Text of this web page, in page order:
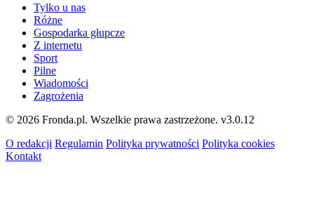
Tylko u nas
Różne
Gospodarka głupcze
Z internetu
Sport
Pilne
Wiadomości
Zagrożenia
© 2026 Fronda.pl. Wszelkie prawa zastrzeżone. v3.0.12
O redakcji Regulamin Polityka prywatności Polityka cookies
Kontakt